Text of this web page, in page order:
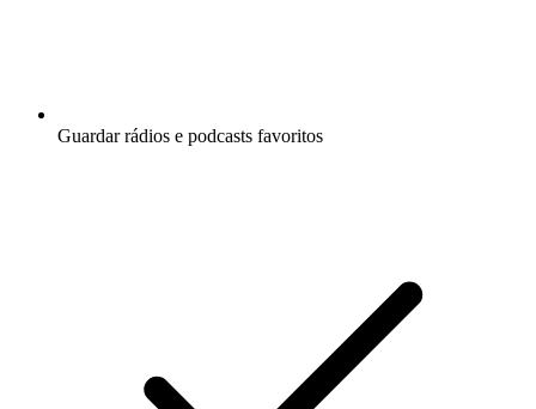
Guardar rádios e podcasts favoritos